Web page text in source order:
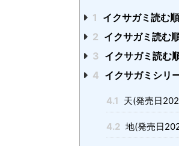
1 イクサガミ読む
2 イクサガミ読む
3 イクサガミ読む
4 イクサガミシリ
4.1 天(発売日
4.2 地(発売日